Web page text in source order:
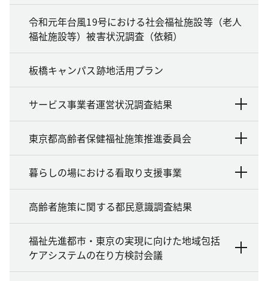
令和元年台風19号における社会福祉施設等（老人
福祉施設等）被害状況調査（依頼）
板橋キャンパス跡地活用プラン
サービス事業者運営状況調査結果
東京都高齢者保健福祉施策推進委員会
暮らしの場における看取り支援事業
高齢者施策に関する都民意識調査結果
福祉先進都市・東京の実現に向けた地域包括
ケアシステムの在り方検討会議